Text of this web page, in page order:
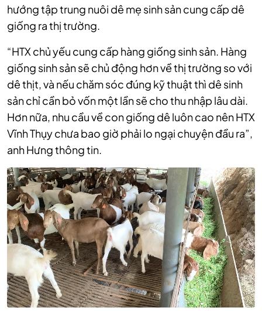
hướngtập trung nuôi dê mẹ sinh sản cung cấp dê
giống ra thị trường.
“HTX chủ yếu cung cấp hàng giống sinh sản. Hàng
giống sinh sản sẽ chủ động hơn về thị trường so với
dê thịt, và nếu chăm sóc đúng kỹ thuật thì dê sinh
sản chỉ cần bỏ vốn một lần sẽ cho thu nhập lâu dài.
Hơn nữa, nhu cầu về con giống dê luôn cao nên HTX
Vĩnh Thụy chưa bao giờ phải lo ngại chuyện đầu ra”,
anh Hưng thông tin.